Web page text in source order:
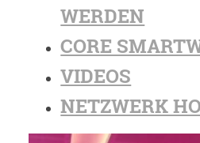
WERDEN
CORE
VIDEOS
NETZWERK